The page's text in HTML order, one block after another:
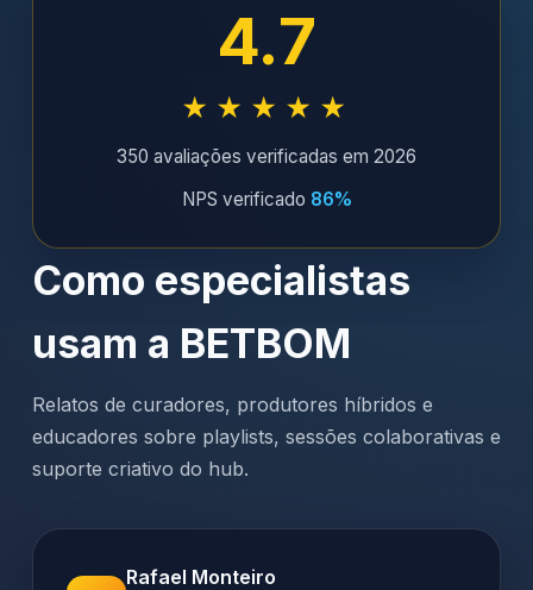
4.7
★★★★★
350 avaliações verificadas em 2026
NPS verificado 86%
Como especialistas
usam a BETBOM
Relatos de curadores, produtores híbridos e
educadores sobre playlists, sessões colaborativas e
suporte criativo do hub.
Rafael Monteiro